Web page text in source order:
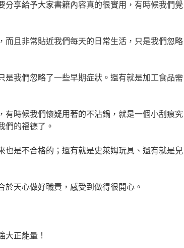
享給予大家書籍內容真的很實用，有時候我們覺
且非常貼近我們每天的日常生活，只是我們忽略
是我們忽略了一些早期症狀。還有就是加工食品需
有時候我們懷疑用著的不沾鍋，就是一個小刮痕究
們的福德了。
是不合格的；還有就是史萊姆玩具、還有就是兒
天心做好職責，感受到做得很開心。
大正能量！